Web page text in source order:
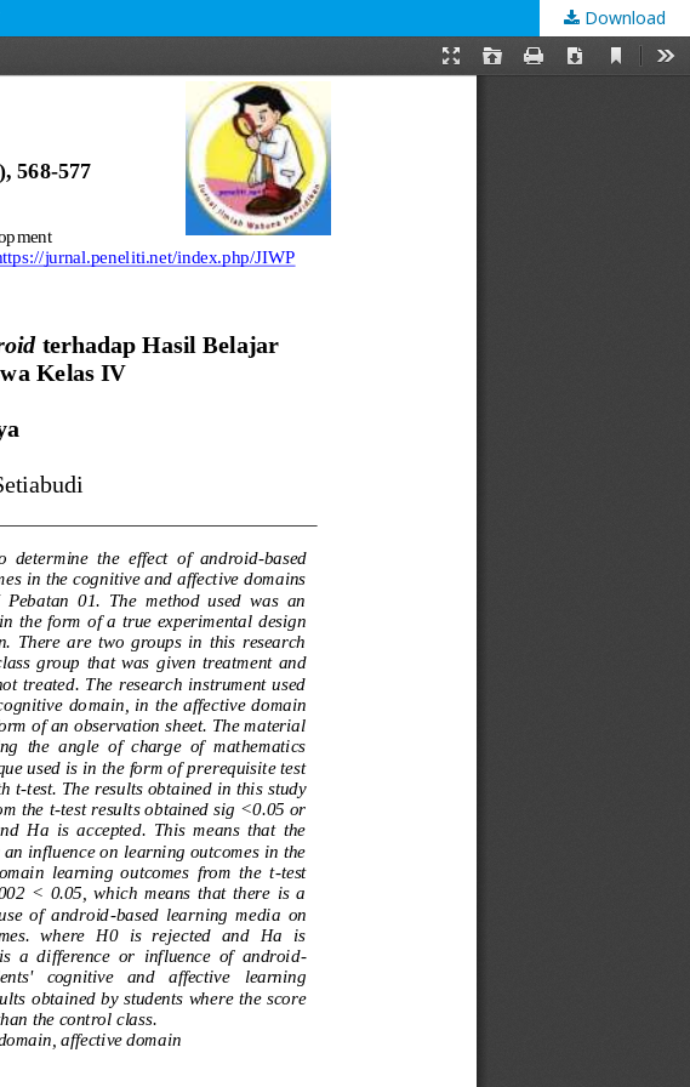
Download